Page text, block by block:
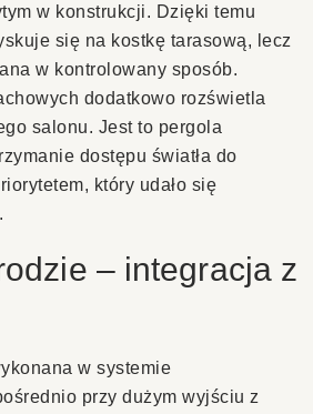
w konstrukcji. Dzięki temu
się na kostkę tarasową, lecz
w kontrolowany sposób.
dodatkowo rozświetla
salonu. Jest to pergola
dostępu światła do
który udało się
– integracja z
w systemie
przy dużym wyjściu z